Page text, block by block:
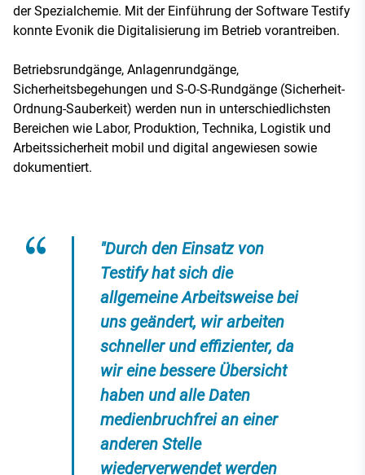
der Spezialchemie. Mit der Einführung der Software Testify
konnte Evonik die Digitalisierung im Betrieb vorantreiben.
Betriebsrundgänge, Anlagenrundgänge,
Sicherheitsbegehungen und S-O-S-Rundgänge (Sicherheit-
Ordnung-Sauberkeit) werden nun in unterschiedlichsten
Bereichen wie Labor, Produktion, Technika, Logistik und
Arbeitssicherheit mobil und digital angewiesen sowie
dokumentiert.
"Durch den Einsatz von
Testify hat sich die
allgemeine Arbeitsweise bei
uns geändert, wir arbeiten
schneller und effizienter, da
wir eine bessere Übersicht
haben und alle Daten
medienbruchfrei an einer
anderen Stelle
wiederverwendet werden